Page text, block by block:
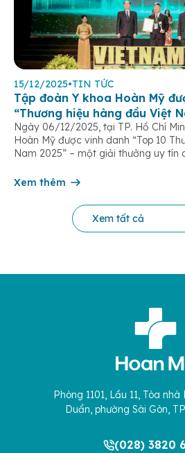
15/12/2025•TIN TỨC
Tập đoàn Y khoa Hoàn Mỹ
“Thương hiệu hàng đầu Việt
Ngày 06/12/2025, tại TP. Hồ Chí
Hoàn Mỹ được vinh danh “Top 10
Nam 2025” – một giải thưởng uy tín
cứu Phát triển Doanh nghiệp Châu Á
Xem thêm
Xem tất cả
Phòng 1101, Lầu 11, Tòa nhà
Duẩn, phường Sài Gòn,
(028) 3820